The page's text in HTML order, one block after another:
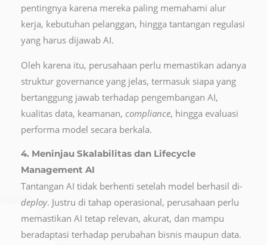
pentingnya karena mereka paling memahami alur
kerja, kebutuhan pelanggan, hingga tantangan regulasi
yang harus dijawab AI.
Oleh karena itu, perusahaan perlu memastikan adanya
struktur governance yang jelas, termasuk siapa yang
bertanggung jawab terhadap pengembangan AI,
kualitas data, keamanan, compliance, hingga evaluasi
performa model secara berkala.
4. Meninjau Skalabilitas dan Lifecycle
Management AI
Tantangan AI tidak berhenti setelah model berhasil di-
deploy. Justru di tahap operasional, perusahaan perlu
memastikan AI tetap relevan, akurat, dan mampu
beradaptasi terhadap perubahan bisnis maupun data.